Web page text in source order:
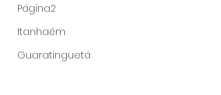
Página2
Itanhaém
Guaratinguetá